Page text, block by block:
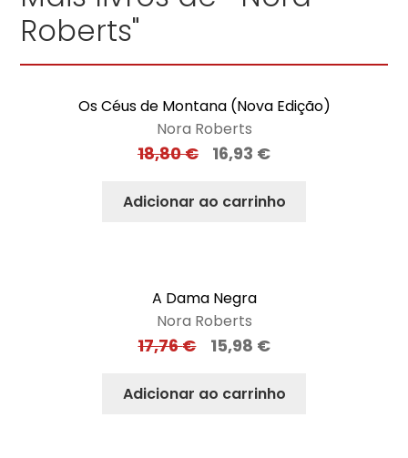
Roberts"
Os Céus de Montana (Nova Edição)
Nora Roberts
18,80€ 16,93 €
Adicionar ao carrinho
A Dama Negra
Nora Roberts
17,76€ 15,98 €
Adicionar ao carrinho